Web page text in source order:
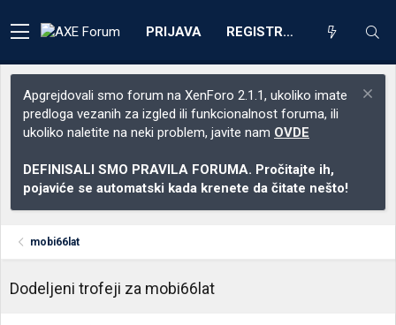
PRIJAVA REGISTRACIJA
Apgrejdovali smo forum na XenForo 2.1.1, ukoliko imate
predloga vezanih za izgled ili funkcionalnost foruma, ili
ukoliko naletite na neki problem, javite nam OVDE
DEFINISALI SMO PRAVILA FORUMA. Pročitajte ih,
pojaviće se automatski kada krenete da čitate nešto!
mobi66lat
Dodeljeni trofeji za mobi66lat